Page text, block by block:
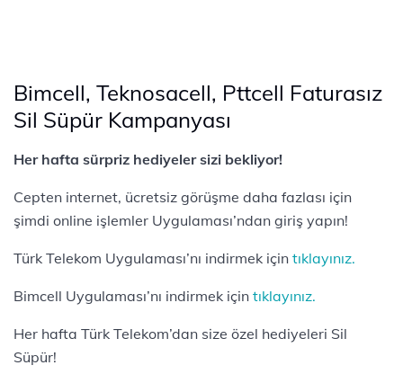
Bimcell, Teknosacell, Pttcell Faturasız
Sil Süpür Kampanyası
Her hafta sürpriz hediyeler sizi bekliyor!
Cepten internet, ücretsiz görüşme daha fazlası için
şimdi online işlemler Uygulaması’ndan giriş yapın!
Türk Telekom Uygulaması’nı indirmek için tıklayınız.
Bimcell Uygulaması’nı indirmek için tıklayınız.
Her hafta Türk Telekom’dan size özel hediyeleri Sil
Süpür!